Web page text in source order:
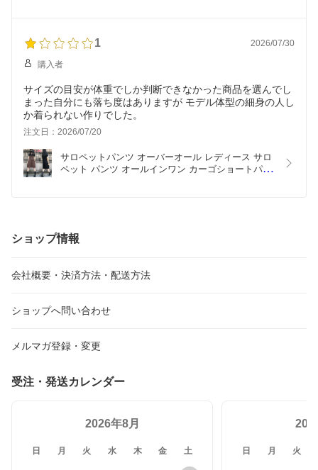
1 2026/07/30
購入者
サイズの目安が体重でしか判断できなかった商品を選んでし
まった自分にも落ち度はありますが モデル体型の細身の人し
注文日：2026/07/20
サロペットパンツ オーバーオール レディース サロ
ペット パンツ オールインワン カーゴショートパン
ショップ情報
会社概要・決済方法・配送方法
ショップへ問い合わせ
メルマガ登録・変更
受注・発送カレンダー
2026年8月
日 月 火 水 木 金 土 日 月 火